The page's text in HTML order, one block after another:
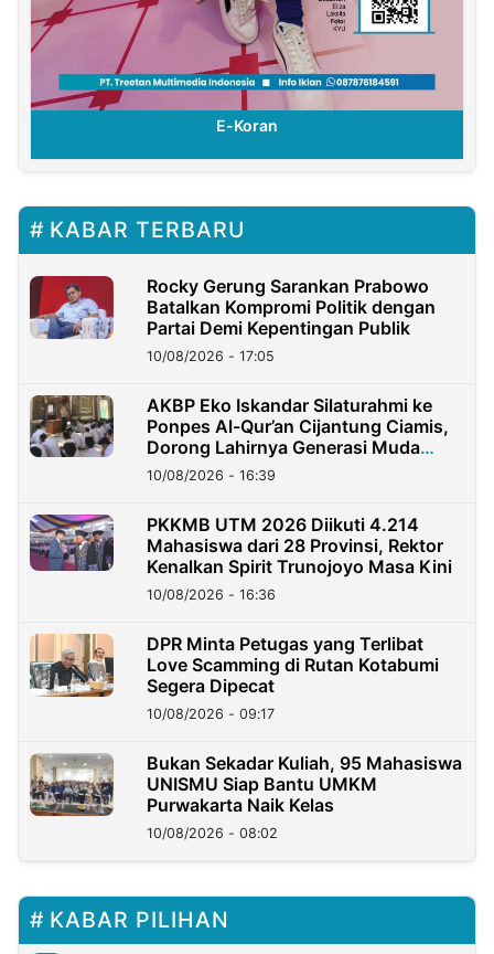
E-Koran
KABAR TERBARU
Rocky Gerung Sarankan Prabowo
Batalkan Kompromi Politik dengan
Partai Demi Kepentingan Publik
10/08/2026 - 17:05
AKBP Eko Iskandar Silaturahmi ke
Ponpes Al-Qur’an Cijantung Ciamis,
Dorong Lahirnya Generasi Muda
Berkarakter
10/08/2026 - 16:39
PKKMB UTM 2026 Diikuti 4.214
Mahasiswa dari 28 Provinsi, Rektor
Kenalkan Spirit Trunojoyo Masa Kini
10/08/2026 - 16:36
DPR Minta Petugas yang Terlibat
Love Scamming di Rutan Kotabumi
Segera Dipecat
10/08/2026 - 09:17
Bukan Sekadar Kuliah, 95 Mahasiswa
UNISMU Siap Bantu UMKM
Purwakarta Naik Kelas
10/08/2026 - 08:02
KABAR PILIHAN